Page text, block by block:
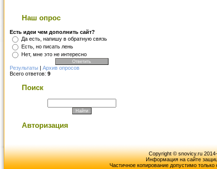
Наш опрос
Есть идеи чем дополнить сайт?
Да есть, напишу в обратную связь
Есть, но писать лень
Нет, мне это не интересно
Результаты | Архив опросов
Всего ответов: 9
Поиск
Авторизация
Copyright © snovicy.ru
Информация на сайте
Частичное копирование допустимо только